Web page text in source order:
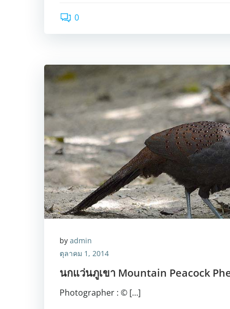
0
by admin
ตุลาคม 1, 2014
นกแว่นภูเขา Mountain Peacock
Photographer : © […]